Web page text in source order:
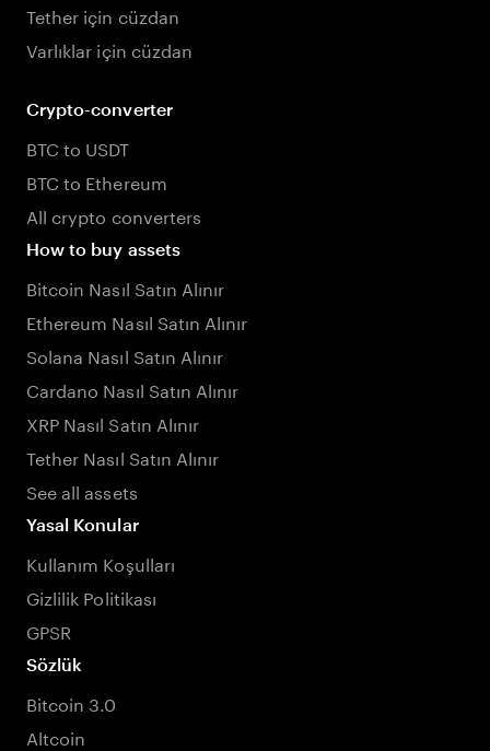
Tether için cüzdan
Varlıklar için cüzdan
Crypto-converter
BTC to USDT
BTC to Ethereum
All crypto converters
How to buy assets
Bitcoin Nasıl Satın Alınır
Ethereum Nasıl Satın Alınır
Solana Nasıl Satın Alınır
Cardano Nasıl Satın Alınır
XRP Nasıl Satın Alınır
Tether Nasıl Satın Alınır
See all assets
Yasal Konular
Kullanım Koşulları
Gizlilik Politikası
GPSR
Sözlük
Bitcoin 3.0
Altcoin